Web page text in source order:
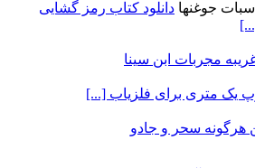
دانلود کتاب رمز گشایی
مجربات ابن سینا
یک متری برای فلزیاب [...]
هرگونه سحر و جادو